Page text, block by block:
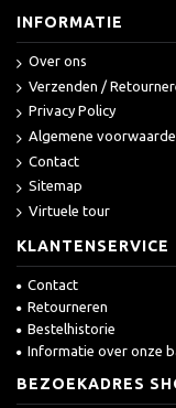
INFORMATIE
Over ons
Verzenden /
Privacy Policy
Algemene
Contact
Sitemap
Virtuele tour
KLANTENSERVICE
Contact
Retourneren
Bestelhistorie
Informatie over onze
BEZOEKADRES